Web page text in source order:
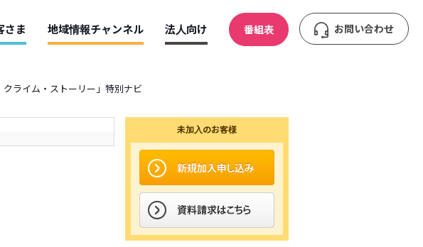
さま 地域情報チャンネル 法人向け 番組表 お問い合わせ
ライム・ストーリー」特別ナビ
未加入のお客様